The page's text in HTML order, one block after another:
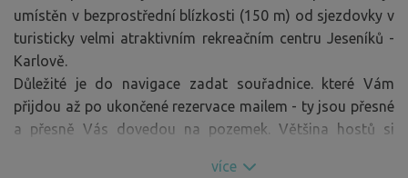
umístěn v bezprostřední blízkosti (150 m) od sjezdovky v
turisticky velmi atraktivním rekreačním centru Jeseníků -
Karlově.
Důležité je do navigace zadat souřadnice. které Vám
přijdou až po ukončené rezervace mailem - ty jsou přesné
a přesně Vás dovedou na pozemek. Většina hostů si
z "mapy útěku" a následně do hodnocení píše, že
více